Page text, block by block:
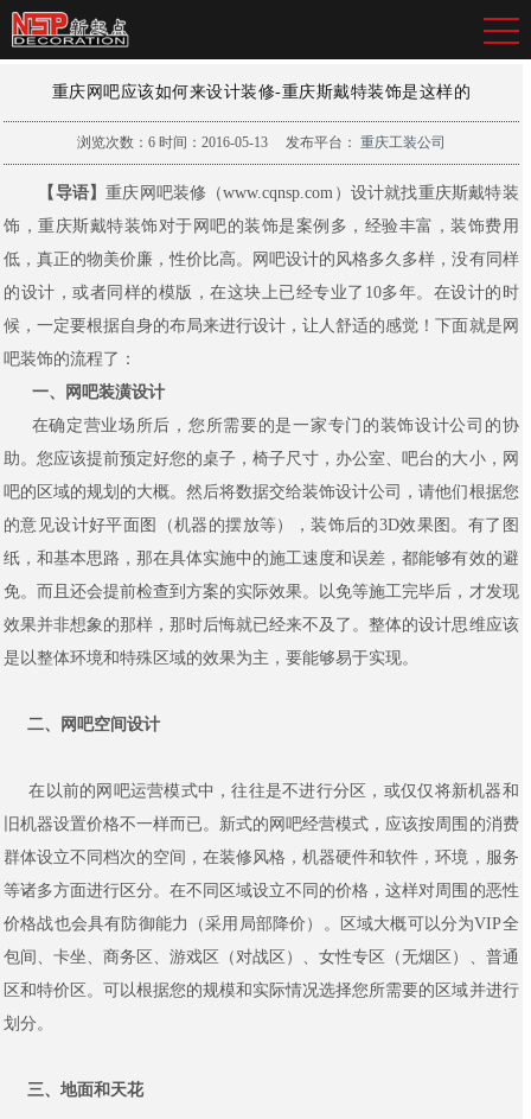
重庆网吧应该如何来设计装修-重庆斯戴特装饰是这样的
浏览次数： 6 时间：2016-05-13 发布平台： 重庆工装公司
【导语】重庆网吧装修（www.cqnsp.com）设计就找重庆斯戴特装
饰，重庆斯戴特装饰对于网吧的装饰是案例多，经验丰富，装饰费用
低，真正的物美价廉，性价比高。网吧设计的风格多久多样，没有同样
的设计，或者同样的模版，在这块上已经专业了10多年。在设计的时
候，一定要根据自身的布局来进行设计，让人舒适的感觉！下面就是网
吧装饰的流程了：
一、网吧装潢设计
在确定营业场所后，您所需要的是一家专门的装饰设计公司的协
助。您应该提前预定好您的桌子，椅子尺寸，办公室、吧台的大小，网
吧的区域的规划的大概。然后将数据交给装饰设计公司，请他们根据您
的意见设计好平面图（机器的摆放等），装饰后的3D效果图。有了图
纸，和基本思路，那在具体实施中的施工速度和误差，都能够有效的避
免。而且还会提前检查到方案的实际效果。以免等施工完毕后，才发现
效果并非想象的那样，那时后悔就已经来不及了。整体的设计思维应该
是以整体环境和特殊区域的效果为主，要能够易于实现。
二、网吧空间设计
在以前的网吧运营模式中，往往是不进行分区，或仅仅将新机器和
旧机器设置价格不一样而已。新式的网吧经营模式，应该按周围的消费
群体设立不同档次的空间，在装修风格，机器硬件和软件，环境，服务
等诸多方面进行区分。在不同区域设立不同的价格，这样对周围的恶性
价格战也会具有防御能力（采用局部降价）。区域大概可以分为VIP全
包间、卡坐、商务区、游戏区（对战区）、女性专区（无烟区）、普通
区和特价区。可以根据您的规模和实际情况选择您所需要的区域并进行
划分。
三、地面和天花